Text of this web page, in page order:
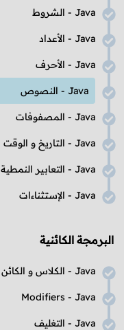
Java - الشروط
Java - الأعداد
Java - الأحرف
Java - النصوص
Java - المصفوفات
Java - التاريخ و الوقت
Java - التعابير النمطية
Java - الإستثناءات
البرمجة الكائنية
Java - الكلاس و الكائن
Java
-
Modifiers
Java - التغليف